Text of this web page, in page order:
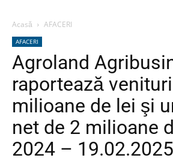
Acasă AFACERI
AFACERI
Agroland
raportează
milioane de lei şi
net de 2 milioane
2024 – 19.02.2025